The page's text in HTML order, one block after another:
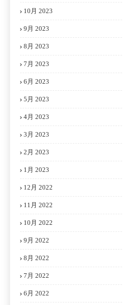
10月 2023
9月 2023
8月 2023
7月 2023
6月 2023
5月 2023
4月 2023
3月 2023
2月 2023
1月 2023
12月 2022
11月 2022
10月 2022
9月 2022
8月 2022
7月 2022
6月 2022